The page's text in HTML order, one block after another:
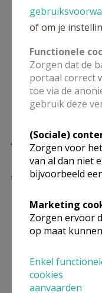
voorkeur voor
Het leuke is dat het
kerk ’s morgens
rustgevend. En
ik graag. Maar
niet graag doe...
als de computer
Je woont in de
ook betrokken?
Jawel, ik zing in
gebeurt.
Maar die
Inderdaad! Ik heb
geloof kan ik dit
of om je
Functionele
Zorgen dat de
portaal correct
toe via de
gebruik deze
(Sociale)
Zorgen voor
van al dan niet
bijvoorbeeld
Marketing
Zorgen ervoor
op maat
Enkel
cookies
aanvaarden